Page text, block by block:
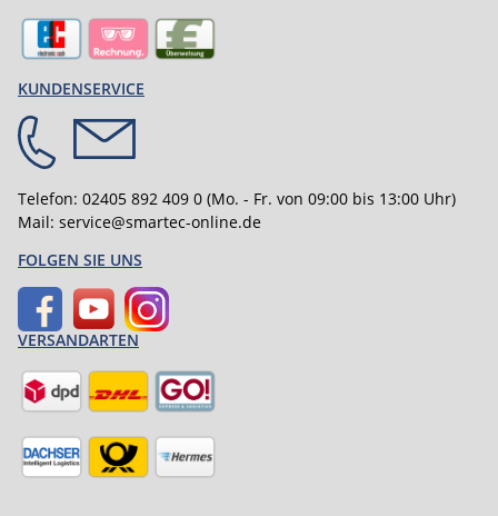
KUNDENSERVICE
Telefon: 02405 892 409 0 (Mo. - Fr. von 09:00 bis 13:00 Uhr)
Mail: service@smartec-online.de
FOLGEN SIE UNS
VERSANDARTEN